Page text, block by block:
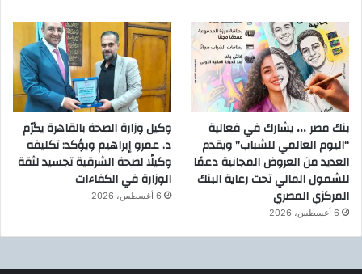
بنك مصر ،،، يشارك في فعالية
“اليوم العالمي للشباب” ويقدم
العديد من العروض المجانية دعمًا
للشمول المالي تحت رعاية البنك
المركزي المصري
6 أغسطس، 2026
وكيل وزارة الصحة بالقاهرة يكرّم
د. عمرو إبراهيم ويؤكد: تكليفه
وكيلًا لصحة الشرقية تجسيد لثقة
الوزارة في الكفاءات
6 أغسطس، 2026